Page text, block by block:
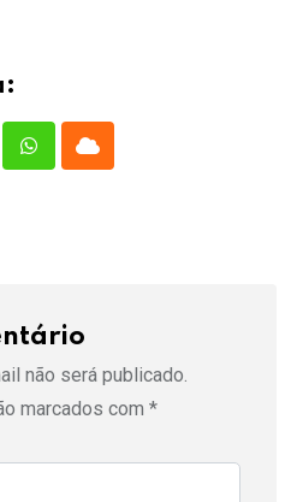
WhatsappCloud
não será publicado.
marcados com *